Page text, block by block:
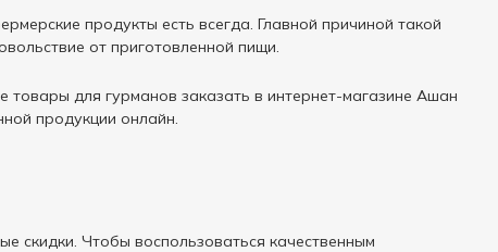
продукты есть всегда. Главной причиной такой
от приготовленной пищи.
для гурманов заказать в интернет-магазине Ашан
продукции онлайн.
скидки. Чтобы воспользоваться качественным